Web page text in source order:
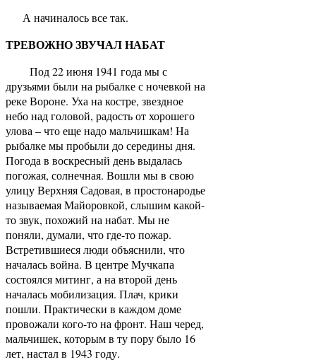
А начиналось все так.
ТРЕВОЖНО ЗВУЧАЛ НАБАТ
Под 22 июня 1941 года мы с
друзьями были на рыбалке с ночевкой на
реке Вороне. Уха на костре, звездное
небо над головой, радость от хорошего
улова – что еще надо мальчишкам! На
рыбалке мы пробыли до середины дня.
Погода в воскресный день выдалась
погожая, солнечная. Вошли мы в свою
улицу Верхняя Садовая, в простонародье
называемая Майоровкой, слышим какой-
то звук, похожий на набат. Мы не
поняли, думали, что где-то пожар.
Встретившиеся люди объяснили, что
началась война. В центре Мучкапа
состоялся митинг, а на второй день
началась мобилизация. Плач, крики
пошли. Практически в каждом доме
провожали кого-то на фронт. Наш черед,
мальчишек, которым в ту пору было 16
лет, настал в 1943 году.